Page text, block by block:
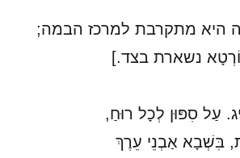
היא מתקרבת למרכז הבמה;
נשארת בצד.]
סִפּוּן לְכָל רוּחַ,
בִּשְׁבָא אַבְנֵי עֵרֶךְ